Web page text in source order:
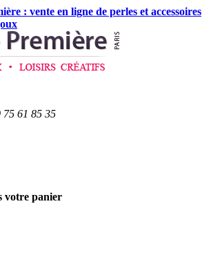
: vente en ligne de perles et accessoires
75 61 85 35
votre panier